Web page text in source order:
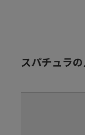
スパチュラ